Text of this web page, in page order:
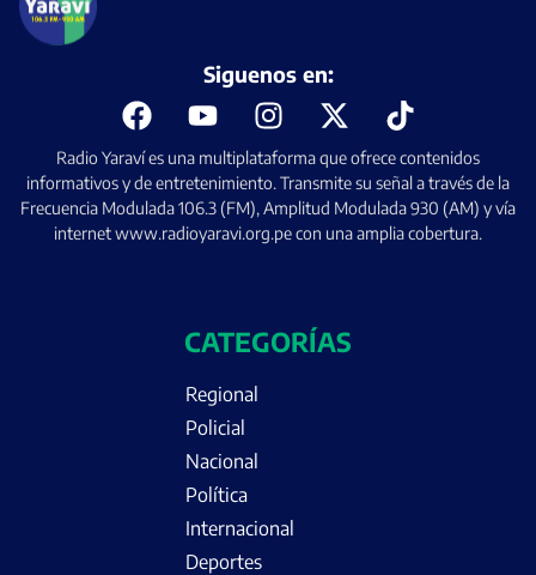
Radio Yaraví es una multiplataforma que ofrece contenidos
informativos y de entretenimiento. Transmite su señal a través de la
Frecuencia Modulada 106.3 (FM), Amplitud Modulada 930 (AM) y vía
internet www.radioyaravi.org.pe con una amplia cobertura.
Siguenos en:
CATEGORÍAS
Regional
Policial
Nacional
Política
Internacional
Deportes